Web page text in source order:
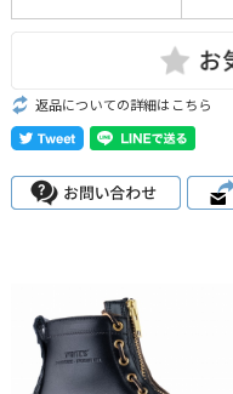
返品についての詳細はこちら